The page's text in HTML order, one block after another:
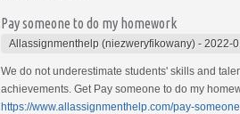
Pay someone to do my homework
Allassignmenthelp (niezweryfikowany) - 2022-
We do not underestimate students' skills and
achievements. Get Pay someone to do my
https://www.allassignmenthelp.com/pay-